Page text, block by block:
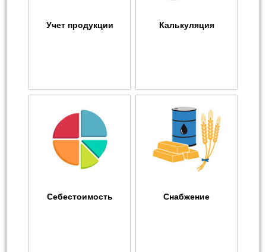
Учет продукции Калькуляция
Себестоимость Снабжение